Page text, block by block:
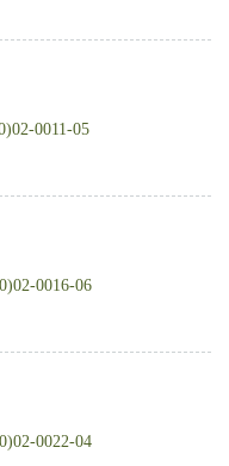
0011-05
0016-06
0022-04